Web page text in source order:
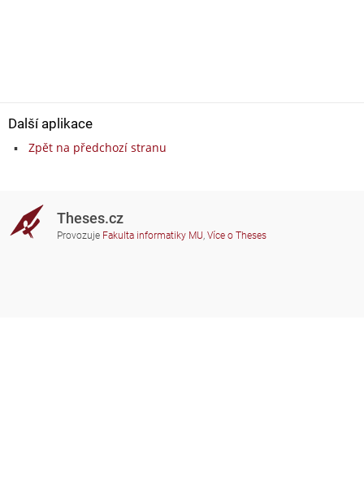
Další aplikace
Zpět na předchozí stranu
Theses.cz
Provozuje Fakulta informatiky MU, Více o Theses